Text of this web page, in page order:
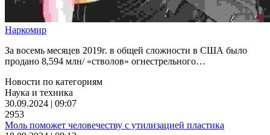
Наркомир
За восемь месяцев 2019г. в общей сложности в США было
продано 8,594 млн/ «стволов» огнестрельного…
Новости по категориям
Наука и техника
30.09.2024 | 09:07
2953
Моль поможет человечеству с утилизацией пластика